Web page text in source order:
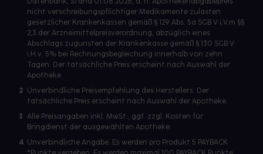
nicht verschreibungspflichtiger Medikamente zulasten
gesetzlicher Krankenkassen gemäß § 129 Abs. 5a SGB V i.V.m §§
2,3 der Arzneimittelpreisverordnung, abzüglich eines
Abschlags zugunsten der Krankenkasse gemäß § 130 SGB V
i.H.v. 5% bei Rechnungsbegleichung innerhalb von zehn
Tagen. Der tatsächliche Preis erscheint nach Auswahl der
Apotheke.
2 Unverbindliche Preisempfehlung des Herstellers. Der
tatsächliche Preis erscheint nach Auswahl der Apotheke.
3 Alle Preisangaben inkl. MwSt., ggf. zzgl. Kosten für
Bringdienst der ausgewählten Apotheke.
4 Unverbindliche Angabe. Es werden pro Produkt 5 PAYBACK